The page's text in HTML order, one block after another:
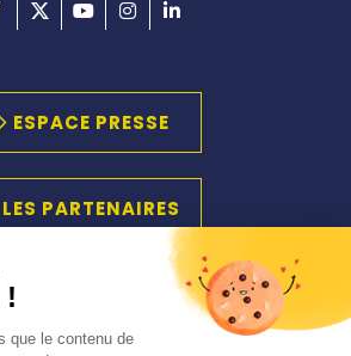
!
que le contenu de
ESPACE PRESSE
LES PARTENAIRES
PLAN DU SITE
MARCHÉS PUBLICS